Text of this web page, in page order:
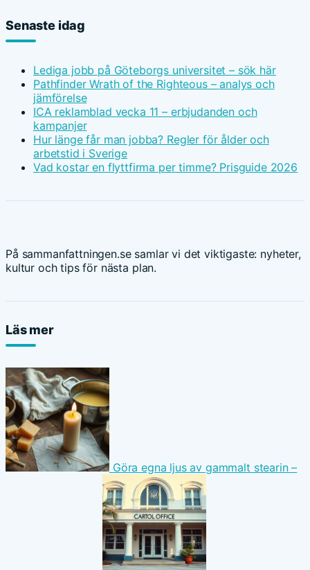
Senaste idag
Lediga jobb på Göteborgs universitet – sök här
Pathfinder Wrath of the Righteous – analys och
jämförelse
ICA reklamblad vecka 11 – erbjudanden och
kampanjer
Hur länge får man jobba? Regler för ålder och
arbetstid i Sverige
Vad kostar en flyttfirma per timme? Prisguide 2026
På sammanfattningen.se samlar vi det viktigaste: nyheter,
kultur och tips för nästa plan.
Läs mer
Göra egna ljus av gammalt stearin –